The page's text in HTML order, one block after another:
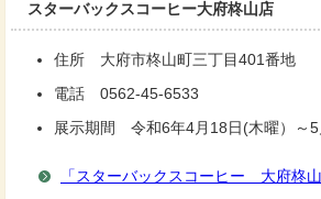
スターバックスコーヒー大府柊山店
住所 大府市柊山町三丁目401番地
電話 0562-45-6533
展示期間 令和6年4月18日(木曜）～5
「スターバックスコーヒー 大府柊